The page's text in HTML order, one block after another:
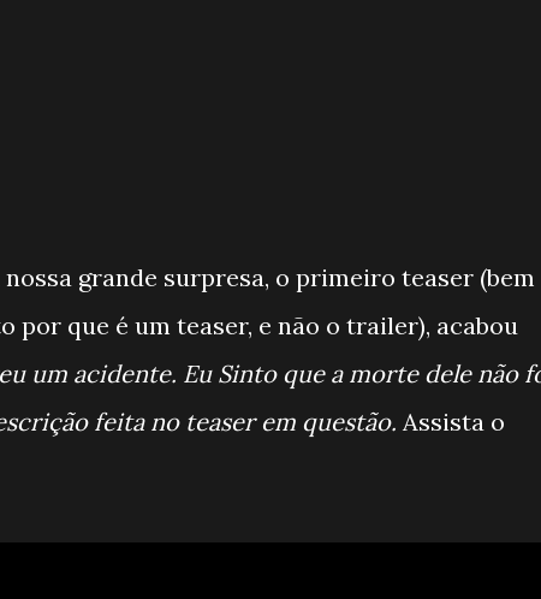
grande surpresa, o primeiro teaser (bem
por que é um teaser, e não o trailer), acabou
um acidente. Eu Sinto que a morte dele não
feita no teaser em questão. Assista o